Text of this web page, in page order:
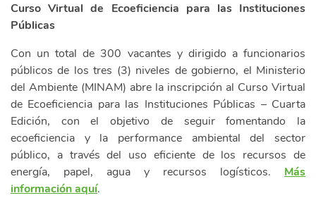
Curso Virtual de Ecoeficiencia para las Instituciones
Públicas
Con un total de 300 vacantes y dirigido a funcionarios
públicos de los tres (3) niveles de gobierno, el Ministerio
del Ambiente (MINAM) abre la inscripción al Curso Virtual
de Ecoeficiencia para las Instituciones Públicas – Cuarta
Edición, con el objetivo de seguir fomentando la
ecoeficiencia y la performance ambiental del sector
público, a través del uso eficiente de los recursos de
energía, papel, agua y recursos logísticos. Más
información aquí.